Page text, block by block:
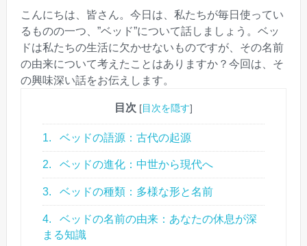
こんにちは、皆さん。今日は、私たちが毎日使ってい
るものの一つ、”ベッド”について話しましょう。ベッ
ドは私たちの生活に欠かせないものですが、その名前
の由来について考えたことはありますか？今回は、そ
の興味深い話をお伝えします。
目次 [目次を隠す]
1. ベッドの語源：古代の起源
2. ベッドの進化：中世から現代へ
3. ベッドの種類：多様な形と名前
4.
ベッドの名前の由来：あなたの休息が深
まる知識